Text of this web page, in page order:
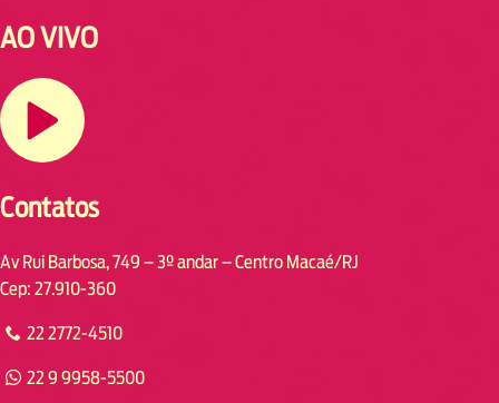
AO VIVO
Contatos
Av Rui Barbosa, 749 – 3º andar – Centro Macaé/RJ
Cep: 27.910-360
22 2772-4510
22 9 9958-5500